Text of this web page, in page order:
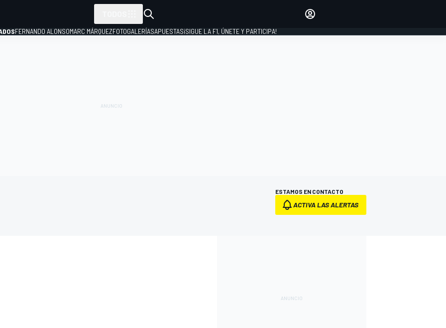
FERNANDO ALONSOMARC MÁRQUEZFOTOGALERÍASAPUESTAS¡SIGUE LA F1, ÚNETE Y PARTICIPA!
ESTAMOS EN CONTACTO
ACTIVA LAS ALERTAS